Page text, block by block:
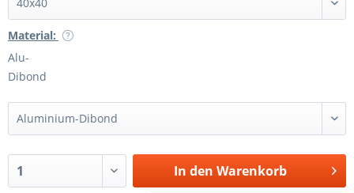
Material:
Alu-
Dibond
In den Warenkorb